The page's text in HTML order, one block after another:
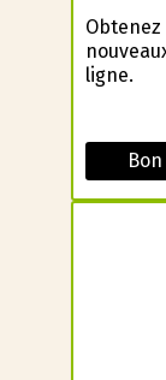
ligne.